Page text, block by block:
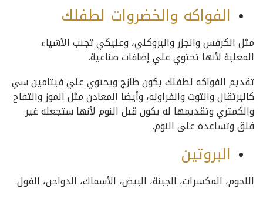
الفواكه والخضروات لطفلك
مثل الكرفس والجزر والبروكلي، وعليكي تجنب الأشياء
المعلبة لأنها تحتوي علي إضافات صناعية.
تقديم الفواكه لطفلك يكون طازج ويحتوي علي فيتامين سي
كالبرتقال والتوت والفراولة، وأيضا المعادن مثل الموز والتفاح
والكمثري وتقديمها له يكون قبل النوم لأنها ستجعله غير
قلق وتساعده على النوم.
البروتين
اللحوم، المكسرات، الجبنة، البيض، الأسماك، الدواجن، الفول.